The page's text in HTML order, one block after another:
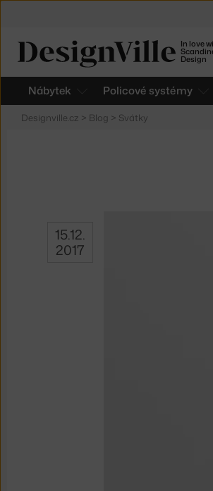
In love
Design
Nábytek Policové systémy
Designville.cz > Blog > Svátky
15.12.
2017